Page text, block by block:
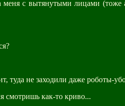
с вытянутыми лицами (тоже
туда не заходили даже роботы-
смотришь как-то криво...